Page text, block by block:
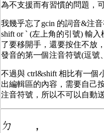
為不支援而有習慣的問題，
我幾乎忘了gcin 的詞音&注
shift or ` (左上角的引號) 輸
了要移開手，還要按住不放
發音的第一個注音符號(逗號
不過與 ctrl&shift 相比有一個
出編輯區的內容，需要自己
注音符號，所以不可以自動
ㄉ ，